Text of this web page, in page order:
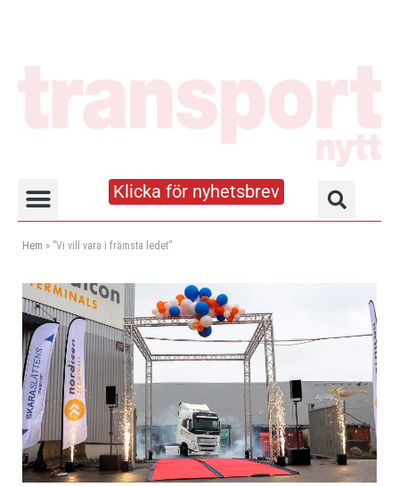
Klicka för nyhetsbrev
Hem » ”Vi vill vara i främsta ledet”